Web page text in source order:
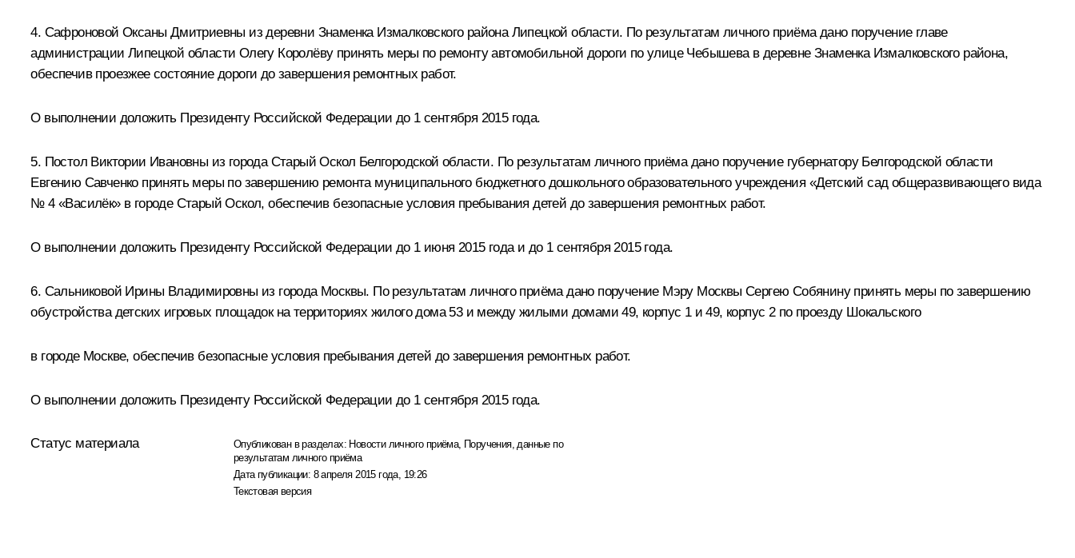
4. Сафроновой Оксаны Дмитриевны из деревни Знаменка Измалковского района Липецкой области. По результатам личного приёма дано поручение главе
администрации Липецкой области Олегу Королёву принять меры по ремонту автомобильной дороги по улице Чебышева в деревне Знаменка Измалковского района,
обеспечив проезжее состояние дороги до завершения ремонтных работ.
О выполнении доложить Президенту Российской Федерации до 1 сентября 2015 года.
5. Постол Виктории Ивановны из города Старый Оскол Белгородской области. По результатам личного приёма дано поручение губернатору Белгородской области
Евгению Савченко принять меры по завершению ремонта муниципального бюджетного дошкольного образовательного учреждения «Детский сад общеразвивающего вида
№ 4 «Василёк» в городе Старый Оскол, обеспечив безопасные условия пребывания детей до завершения ремонтных работ.
О выполнении доложить Президенту Российской Федерации до 1 июня 2015 года и до 1 сентября 2015 года.
6. Сальниковой Ирины Владимировны из города Москвы. По результатам личного приёма дано поручение Мэру Москвы Сергею Собянину принять меры по завершению
обустройства детских игровых площадок на территориях жилого дома 53 и между жилыми домами 49, корпус 1 и 49, корпус 2 по проезду Шокальского
в городе Москве, обеспечив безопасные условия пребывания детей до завершения ремонтных работ.
О выполнении доложить Президенту Российской Федерации до 1 сентября 2015 года.
Статус материала Опубликован в разделах: Новости личного приёма, Поручения, данные по
результатам личного приёма
Дата публикации: 8 апреля 2015 года, 19:26
Текстовая версия